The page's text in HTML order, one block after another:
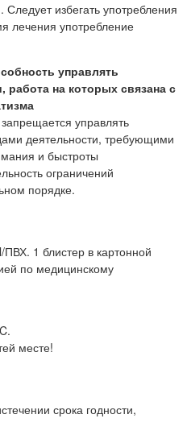
Следует избегать употребления
лечения употребление
управлять
на которых связана с
управлять
деятельности, требующими
и быстроты
ограничений
порядке.
ПВХ. 1 блистер в картонной
по медицинскому
месте!
срока годности,